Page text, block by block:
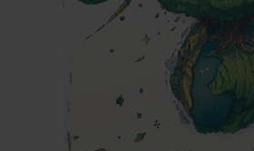
Interviews
Crowdfunding
Veranstaltungen-Events
In eigener Sache-On our own behalf
Archivierte Meldungen-News archive